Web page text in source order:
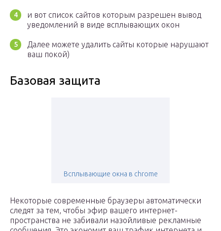
и вот список сайтов которым разрешен вывод
уведомлений в виде всплывающих окон
Далее можете удалить сайты которые нарушают
ваш покой)
Базовая защита
Всплывающие окна в chrome
Некоторые современные браузеры автоматически
следят за тем, чтобы эфир вашего интернет-
пространства не забивали назойливые рекламные